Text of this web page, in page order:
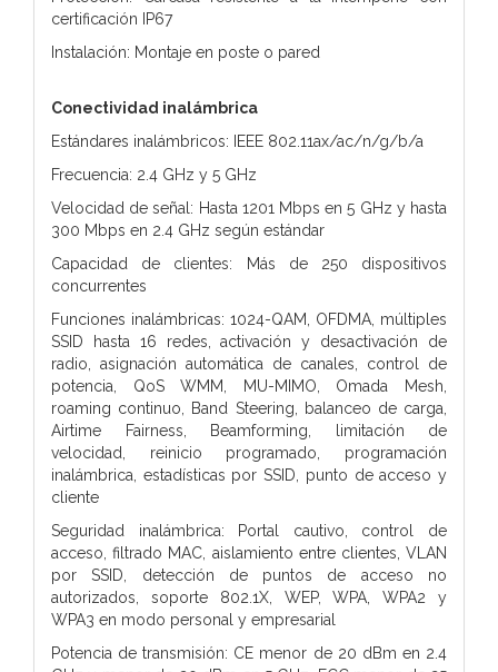
certificación IP67
Instalación: Montaje en poste o pared
Conectividad inalámbrica
Estándares inalámbricos: IEEE 802.11ax/ac/n/g/b/a
Frecuencia: 2.4 GHz y 5 GHz
Velocidad de señal: Hasta 1201 Mbps en 5 GHz y hasta
300 Mbps en 2.4 GHz según estándar
Capacidad de clientes: Más de 250 dispositivos
concurrentes
Funciones inalámbricas: 1024-QAM, OFDMA, múltiples
SSID hasta 16 redes, activación y desactivación de
radio, asignación automática de canales, control de
potencia, QoS WMM, MU-MIMO, Omada Mesh,
roaming continuo, Band Steering, balanceo de carga,
Airtime Fairness, Beamforming, limitación de
velocidad, reinicio programado, programación
inalámbrica, estadísticas por SSID, punto de acceso y
cliente
Seguridad inalámbrica: Portal cautivo, control de
acceso, filtrado MAC, aislamiento entre clientes, VLAN
por SSID, detección de puntos de acceso no
autorizados, soporte 802.1X, WEP, WPA, WPA2 y
WPA3 en modo personal y empresarial
Potencia de transmisión: CE menor de 20 dBm en 2.4